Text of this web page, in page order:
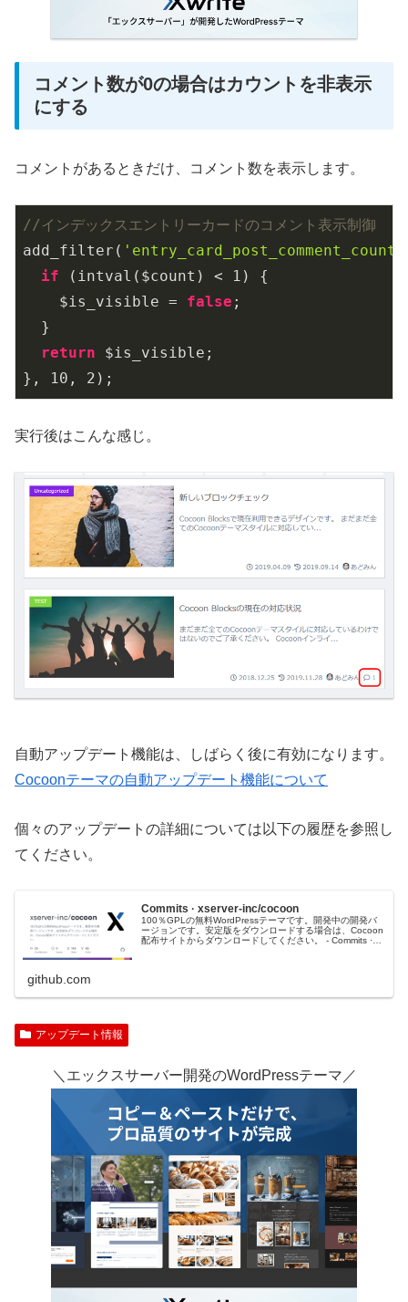
コメント数が0の場合はカウントを非表示
にする
コメントがあるときだけ、コメント数を表示します。
//インデックスエントリーカードのコメント表示制御
add_filter(
if (intval($count) < 1 ) {
    $is_visible =
false ;
  }
return $is_visible;
},
10 , 2 );
実行後はこんな感じ。
自動アップデート機能は、しばらく後に有効になります。
Cocoonテーマの自動アップデート機能について
個々のアップデートの詳細については以下の履歴を参照し
てください。
Commits · xserver-inc/cocoon
100％GPLの無料WordPressテーマです。開発中の開発バ
ージョンです。安定版をダウンロードする場合は、Cocoon
配布サイトからダウンロードしてください。 - Commits ·
github.com
アップデート情報
＼エックスサーバー開発のWordPressテーマ／